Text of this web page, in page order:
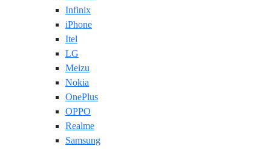
Infinix
iPhone
Itel
LG
Meizu
Nokia
OnePlus
OPPO
Realme
Samsung